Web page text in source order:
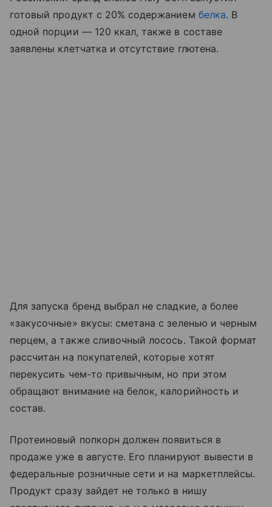
готовый продукт с 20% содержанием белка. В
одной порции — 120 ккал, также в составе
заявлены клетчатка и отсутствие глютена.
Для запуска бренд выбрал не сладкие, а более
«закусочные» вкусы: сметана с зеленью и черным
перцем, а также сливочный лосось. Такой формат
рассчитан на покупателей, которые хотят
перекусить чем-то привычным, но при этом
обращают внимание на белок, калорийность и
состав.
Протеиновый попкорн должен появиться в
продаже уже в августе. Его планируют вывести в
федеральные розничные сети и на маркетплейсы.
Продукт сразу зайдет не только в нишу